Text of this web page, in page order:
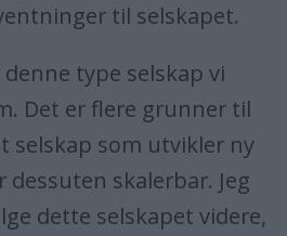
til selskapet.
type selskap vi
Det er flere grunner til
selskap som utvikler ny
dessuten skalerbar. Jeg
dette selskapet videre,